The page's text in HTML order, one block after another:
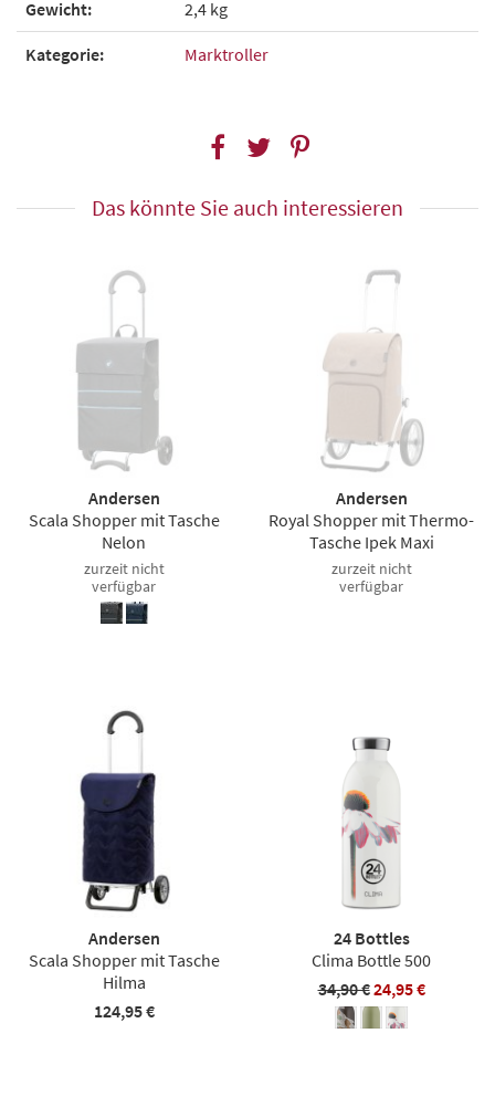
Gewicht: 2,4 kg
Kategorie: Marktroller
Das könnte Sie auch interessieren
Andersen
Scala Shopper mit Tasche
Nelon
zurzeit nicht
verfügbar
Andersen
Royal Shopper mit Thermo-
Tasche Ipek Maxi
zurzeit nicht
verfügbar
Andersen
Scala Shopper mit Tasche
Hilma
124,95 €
24 Bottles
Clima Bottle 500
34,90 €24,95 €